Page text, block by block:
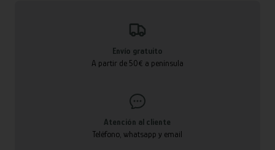
Envío gratuito
A partir de 50€ a península
Atención al cliente
Teléfono, whatsapp y email